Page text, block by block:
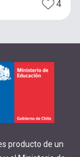
4
producto de un